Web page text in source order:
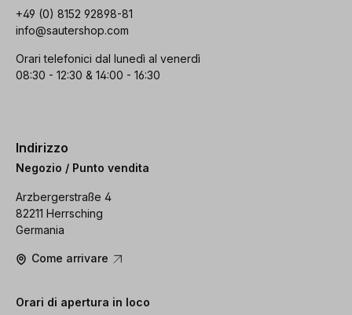
+49 (0) 8152 92898-81
info@sautershop.com
Orari telefonici dal lunedì al venerdì
08:30 - 12:30 & 14:00 - 16:30
Indirizzo
Negozio / Punto vendita
Arzbergerstraße 4
82211 Herrsching
Germania
Come arrivare
Orari di apertura in loco